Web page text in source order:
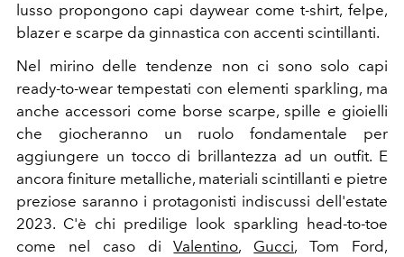
lusso propongono capi daywear come t-shirt, felpe,
blazer e scarpe da ginnastica con accenti scintillanti.
Nel mirino delle tendenze non ci sono solo capi
ready-to-wear tempestati con elementi sparkling, ma
anche accessori come borse scarpe, spille e gioielli
che giocheranno un ruolo fondamentale per
aggiungere un tocco di brillantezza ad un outfit. E
ancora finiture metalliche, materiali scintillanti e pietre
preziose saranno i protagonisti indiscussi dell'estate
2023. C'è chi predilige look sparkling head-to-toe
come nel caso diValentino, Gucci, Tom Ford,